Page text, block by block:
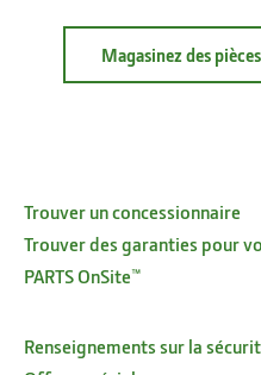
Magasinez des
Trouver un concessionnaire
Trouver des garanties pour
PARTS OnSite™
Renseignements sur la